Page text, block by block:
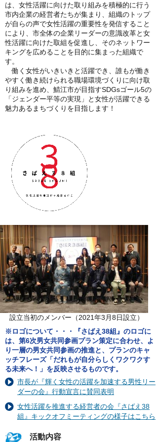
は、女性活躍に向けた取り組みを積極的に行う
市内企業の経営者たちが集まり、組織のトップ
が自らの声で女性活躍の重要性を発信すること
により、市全体の企業リーダーの意識改革と女
性活躍に向けた取組を促進し、そのネットワー
キングを広めることを目的に集まった組織で
す。
働く女性がいきいきと活躍でき、誰もが働き
やすく働き続けられる職場環境づくりに向け取
り組みを進め、鯖江市が目指すSDGsゴール5の
「ジェンダー平等の実現」と女性が活躍できる
魅力あるまちづくりを目指します！
設立当初のメンバー（2021年3月8日設立）
※ロゴについて・・・『さばえ38組』のロゴに
は、第6次男女共同参画プラン策定に合わせ、よ
り一層の男女共同参画の推進と、プランのキャ
ッチフレーズ「だれもが自分らしくワクワクす
る未来へ！」を反映させるものです。
市長が『輝く女性の活躍を加速する男性リー
ダーの会』行動宣言に賛同表明
女性活躍を推進する経営者の会『さばえ38
組』キックオフミーティングの様子はこちら
活動内容